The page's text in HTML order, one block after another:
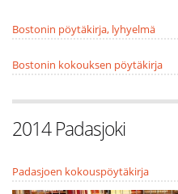
Bostonin pöytäkirja, lyhyelmä
Bostonin kokouksen pöytäkirja
2014 Padasjoki
Padasjoen kokouspöytäkirja